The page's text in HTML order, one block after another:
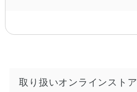
取り扱いオンラインストア